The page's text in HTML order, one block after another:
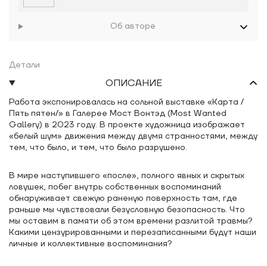
Об авторе
Детали
ОПИСАНИЕ
Работа экспонировалась на сольной выставке «Карта /
Пять пятен/» в Галерее Мост Вонтэд (Most Wanted
Gallery) в 2023 году. В проекте художница изображает
«белый шум» движения между двумя странностями, между
тем, что было, и тем, что было разрушено.
В мире наступившего «после», полного явных и скрытых
ловушек, побег внутрь собственных воспоминаний
обнаруживает свежую раненую поверхность там, где
раньше мы чувствовали безусловную безопасность. Что
мы оставим в памяти об этом времени разлитой травмы?
Какими цензурированными и перезаписанными будут наши
личные и коллективные воспоминания?